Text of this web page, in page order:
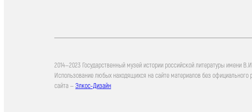
2014—2023 Государственный музей истории российской литературы имени
Использование любых находящихся на сайте материалов без
сайта — Элкос-Дизайн